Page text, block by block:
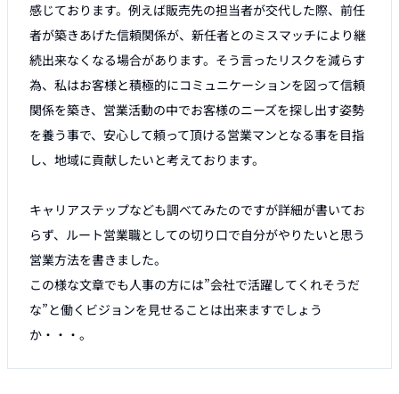
感じております。例えば販売先の担当者が交代した際、前任
者が築きあげた信頼関係が、新任者とのミスマッチにより継
続出来なくなる場合があります。そう言ったリスクを減らす
為、私はお客様と積極的にコミュニケーションを図って信頼
関係を築き、営業活動の中でお客様のニーズを探し出す姿勢
を養う事で、安心して頼って頂ける営業マンとなる事を目指
し、地域に貢献したいと考えております。
キャリアステップなども調べてみたのですが詳細が書いてお
らず、ルート営業職としての切り口で自分がやりたいと思う
営業方法を書きました。
この様な文章でも人事の方には”会社で活躍してくれそうだ
な”と働くビジョンを見せることは出来ますでしょう
か・・・。